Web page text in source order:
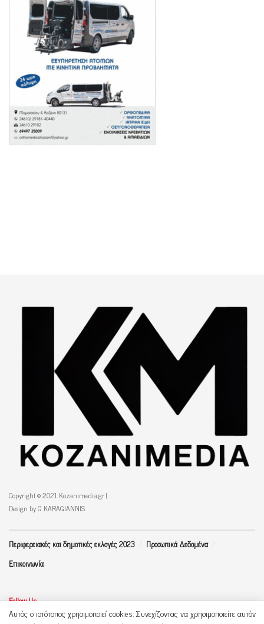
Copyright © 2021 Kozanimedia.gr |
Design by G KARAGIANNIS
Περιφερειακές και δημοτικές εκλογές 2023
Προσωπικά Δεδομένα
Επικοινωνία
Follow Us
Αυτός ο ιστότοπος χρησιμοποιεί cookies. Συνεχίζοντας να χρησιμοποιείτε αυτόν